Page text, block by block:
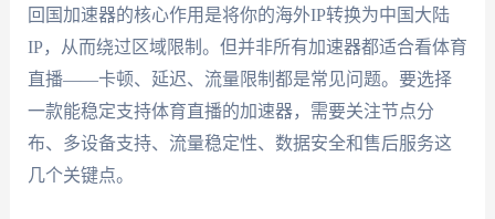
回国加速器的核心作用是将你的海外IP转换为中国大陆
IP，从而绕过区域限制。但并非所有加速器都适合看体育
直播——卡顿、延迟、流量限制都是常见问题。要选择
一款能稳定支持体育直播的加速器，需要关注节点分
布、多设备支持、流量稳定性、数据安全和售后服务这
几个关键点。